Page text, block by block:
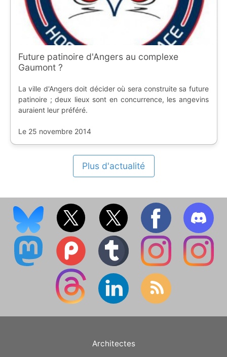
Future patinoire d'Angers au complexe
Gaumont ?
La ville d'Angers doit décider où sera construite sa future
patinoire ; deux lieux sont en concurrence, les angevins
auraient leur préféré.
Le 25 novembre 2014
Plus d'actualité
Architectes